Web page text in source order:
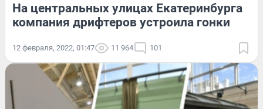
На центральных улицах Екатеринбурга
компания дрифтеров устроила гонки
12 февраля, 2022, 01:47 11 964 101